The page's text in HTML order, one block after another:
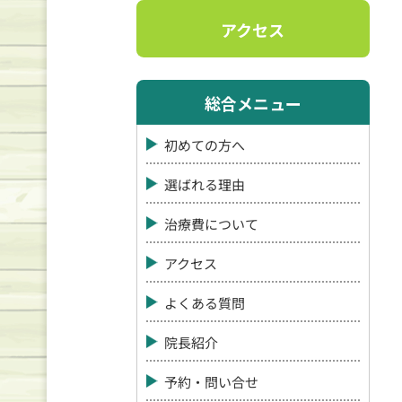
アクセス
総合メニュー
初めての方へ
選ばれる理由
治療費について
アクセス
よくある質問
院長紹介
予約・問い合せ